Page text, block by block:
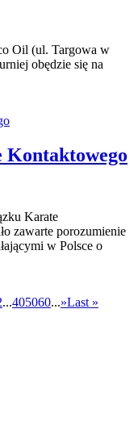
Oil (ul. Targowa w
obędzie się na
Kontaktowego
Karate
zawarte porozumienie
w Polsce o
...405060...»Last »